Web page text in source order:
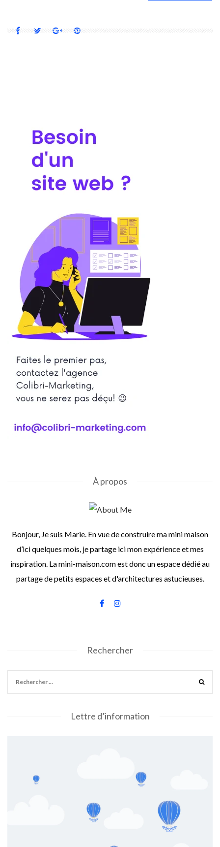
À propos
Bonjour, Je suis Marie. En vue de construire ma mini maison
d’ici quelques mois, je partage ici mon expérience et mes
inspiration. La mini-maison.com est donc un espace dédié au
partage de petits espaces et d'architectures astucieuses.
Rechercher
Lettre d’information